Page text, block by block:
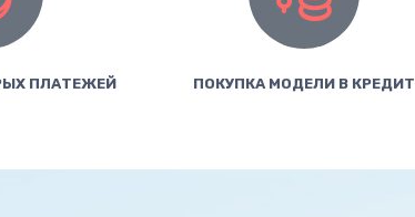
ПЛАТЕЖЕЙ ПОКУПКА МОДЕЛИ В КРЕДИТ